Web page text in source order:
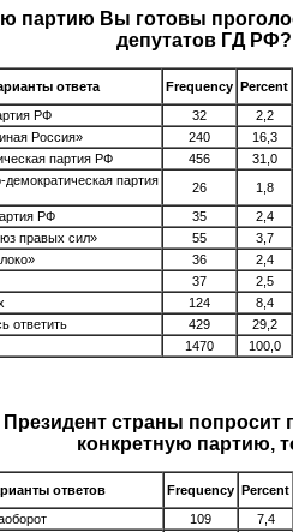
партию Вы готовы
депутатов ГД РФ?
ответа Frequency
Percent
РФ
32
2,2
Россия»
240
16,3
партия РФ
456
31,0
демократическая партия
26
1,8
РФ
35
2,4
правых сил»
55
3,7
36
2,4
37
2,5
124
8,4
ответить
429
29,2
1470 100,0
Президент страны попросит
конкретную партию,
ответов Frequency
Percent
109
7,4